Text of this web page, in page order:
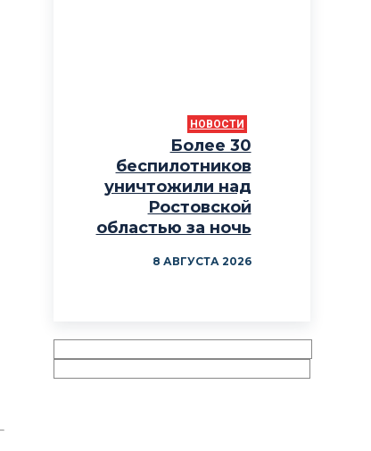
НОВОСТИ
Более 30
беспилотников
уничтожили над
Ростовской
областью за ночь
8 АВГУСТА 2026